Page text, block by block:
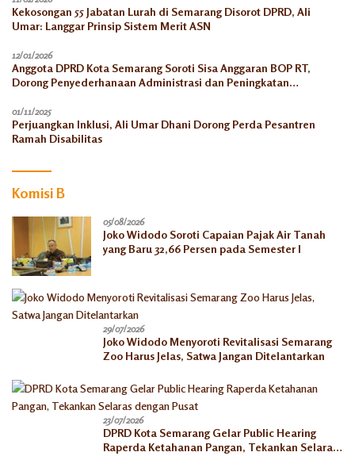
Kekosongan 55 Jabatan Lurah di Semarang Disorot DPRD, Ali
Umar: Langgar Prinsip Sistem Merit ASN
12/01/2026
Anggota DPRD Kota Semarang Soroti Sisa Anggaran BOP RT,
Dorong Penyederhanaan Administrasi dan Peningkatan
01/11/2025
Perjuangkan Inklusi, Ali Umar Dhani Dorong Perda Pesantren
Ramah Disabilitas
Komisi B
05/08/2026
Joko Widodo Soroti Capaian Pajak Air Tanah
yang Baru 32,66 Persen pada Semester I
29/07/2026
Joko Widodo Menyoroti Revitalisasi Semarang
Zoo Harus Jelas, Satwa Jangan Ditelantarkan
23/07/2026
DPRD Kota Semarang Gelar Public Hearing
Raperda Ketahanan Pangan, Tekankan Selaras